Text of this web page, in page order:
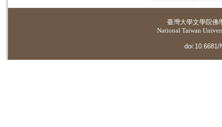
臺灣大學文學院佛
National Taiwan
doi:10.6681/